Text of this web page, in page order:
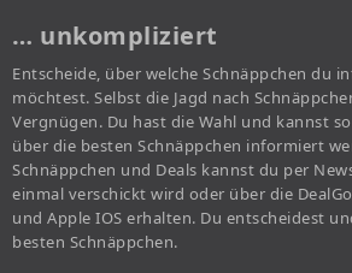
… unkompliziert
Entscheide, über welche Schnäppchen du
möchtest. Selbst die Jagd nach
Vergnügen. Du hast die Wahl und kannst
über die besten Schnäppchen informiert
Schnäppchen und Deals kannst du per
einmal verschickt wird oder über die
und Apple IOS erhalten. Du entscheidest
besten Schnäppchen.